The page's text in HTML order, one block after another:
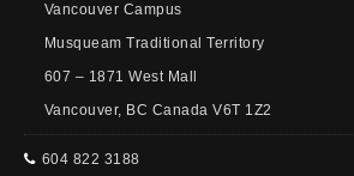
Vancouver Campus
Musqueam Traditional Territory
607 – 1871 West Mall
Vancouver, BC Canada V6T 1Z2
604 822 3188